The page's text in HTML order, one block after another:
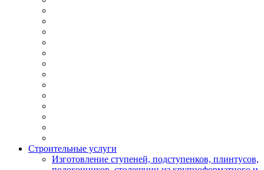
Строительные услуги
Изготовление ступеней, подступенков, плинтусов,